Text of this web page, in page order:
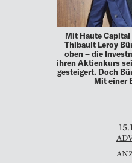
Mit Haute
Thibault Leroy
oben – die
ihren Aktienkurs
gesteigert. Doch
Mit einer